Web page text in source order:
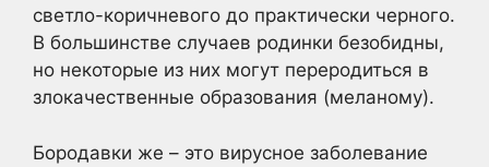
светло-коричневого до практически черного.
В большинстве случаев родинки безобидны,
но некоторые из них могут переродиться в
злокачественные образования (меланому).
Бородавки же – это вирусное заболевание